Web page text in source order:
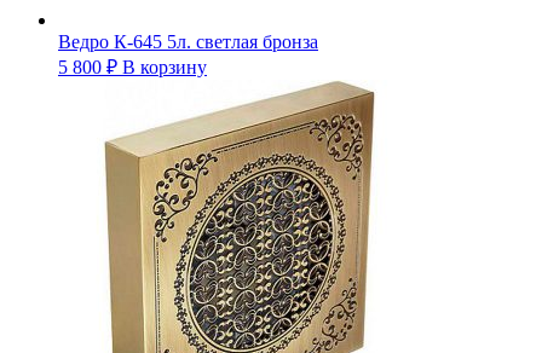
Ведро К-645 5л. светлая бронза
5 800 ₽ В корзину